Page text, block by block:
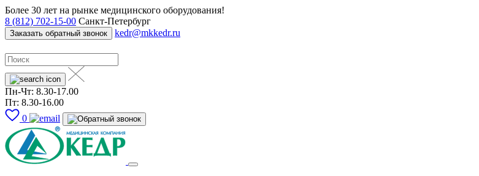
Более 30 лет на рынке медицинского оборудования!
8 (812) 702-15-00 Санкт-Петербург
Заказать обратный звонок kedr@mkkedr.ru
Пн-Чт: 8.30-17.00
Пт: 8.30-16.00
0